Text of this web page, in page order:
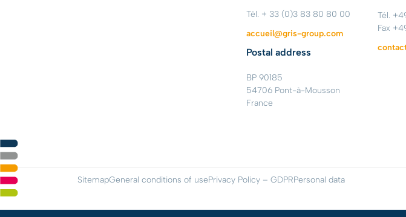
Tél. + 33 (0)3 83 80 80 00
accueil@gris-group.com
Postal address
BP 90185
54706 Pont-à-Mousson
France
Tél.
Fax
SitemapGeneral conditions of usePrivacy Policy – GDPRPersonal data